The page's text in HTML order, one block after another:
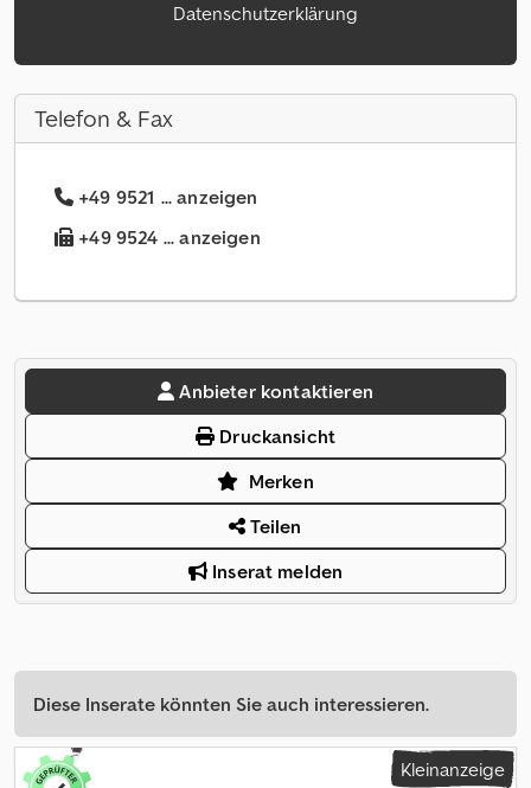
Datenschutzerklärung
Telefon & Fax
+49 9521 ... anzeigen
+49 9524 ... anzeigen
Anbieter kontaktieren
Druckansicht
Merken
Teilen
Inserat melden
Diese Inserate könnten Sie auch interessieren.
Kleinanzeige